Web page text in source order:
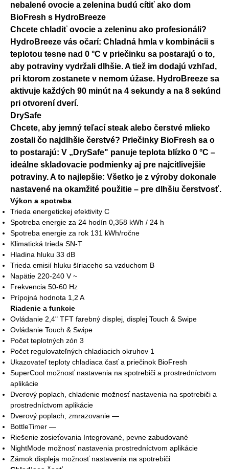
nebalené ovocie a zelenina budú cítiť ako dom
BioFresh s HydroBreeze
Chcete chladiť ovocie a zeleninu ako profesionáli?
HydroBreeze vás očarí: Chladná hmla v kombinácii s
teplotou tesne nad 0 °C v priečinku sa postarajú o to,
aby potraviny vydržali dlhšie. A tiež im dodajú vzhľad,
pri ktorom zostanete v nemom úžase. HydroBreeze sa
aktivuje každých 90 minút na 4 sekundy a na 8 sekúnd
pri otvorení dverí.
DrySafe
Chcete, aby jemný teľací steak alebo čerstvé mlieko
zostali čo najdlhšie čerstvé? Priečinky BioFresh sa o
to postarajú: V „DrySafe" panuje teplota blízko 0 °C –
ideálne skladovacie podmienky aj pre najcitlivejšie
potraviny. A to najlepšie: Všetko je z výroby dokonale
nastavené na okamžité použitie – pre dlhšiu čerstvosť.
Výkon a spotreba
Trieda energetickej efektivity C
Spotreba energie za 24 hodín 0,358 kWh / 24 h
Spotreba energie za rok 131 kWh/ročne
Klimatická trieda SN-T
Hladina hluku 33 dB
Trieda emisií hluku šíriaceho sa vzduchom B
Napätie 220-240 V ~
Frekvencia 50-60 Hz
Prípojná hodnota 1,2 A
Riadenie a funkcie
Ovládanie 2,4" TFT farebný displej, displej Touch & Swipe
Ovládanie Touch & Swipe
Počet teplotných zón 3
Počet regulovateľných chladiacich okruhov 1
Ukazovateľ teploty chladiaca časť a priečinok BioFresh
SuperCool možnosť nastavenia na spotrebiči a prostredníctvom
aplikácie
Dverový poplach, chladenie možnosť nastavenia na spotrebiči a
prostredníctvom aplikácie
Dverový poplach, zmrazovanie —
BottleTimer —
Riešenie zosieťovania Integrované, pevne zabudované
NightMode možnosť nastavenia prostredníctvom aplikácie
Zámok displeja možnosť nastavenia na spotrebiči